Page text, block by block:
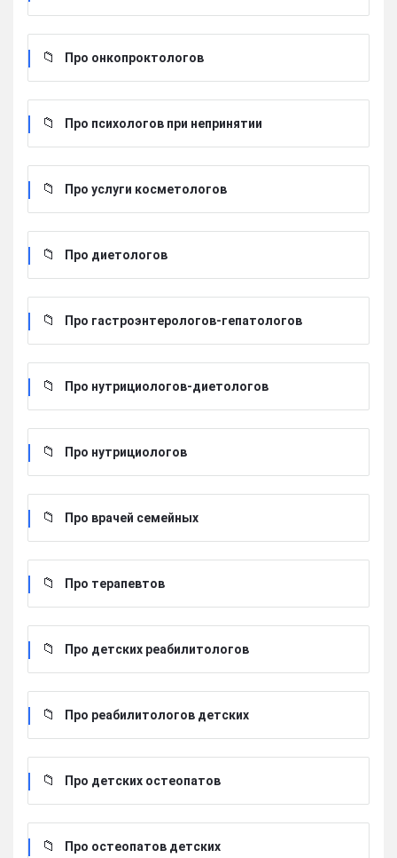
Про онкопроктологов
Про психологов при непринятии
Про услуги косметологов
Про диетологов
Про гастроэнтерологов-гепатологов
Про нутрициологов-диетологов
Про нутрициологов
Про врачей семейных
Про терапевтов
Про детских реабилитологов
Про реабилитологов детских
Про детских остеопатов
Про остеопатов детских